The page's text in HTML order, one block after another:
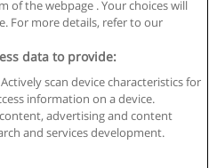
de datos
Educaedu
S.L. - CIF : B-95610580: -
of the webpage . Your choices will
For more details, refer to our
data to provide:
scan device characteristics for
information on a device.
advertising and content
and services development.